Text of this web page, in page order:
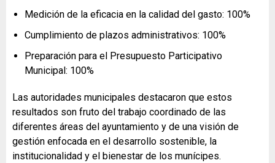
Medición de la eficacia en la calidad del gasto: 100%
Cumplimiento de plazos administrativos: 100%
Preparación para el Presupuesto Participativo
Municipal: 100%
Las autoridades municipales destacaron que estos
resultados son fruto del trabajo coordinado de las
diferentes áreas del ayuntamiento y de una visión de
gestión enfocada en el desarrollo sostenible, la
institucionalidad y el bienestar de los munícipes.